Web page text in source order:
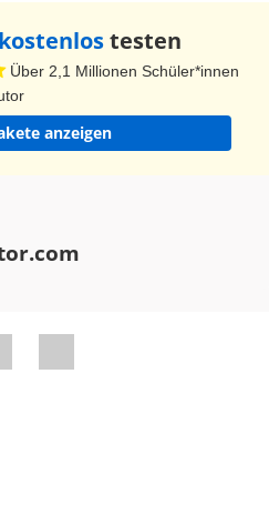
kostenlostesten
Über 2,1 Millionen Schüler*innen
anzeigen